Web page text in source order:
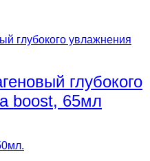
глубокого
boost, 65мл